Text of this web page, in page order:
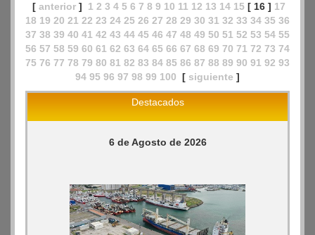
[ anterior ] 1 2 3 4 5 6 7 8 9 10 11 12 13 14 15 [ 16 ] 17
18 19 20 21 22 23 24 25 26 27 28 29 30 31 32 33 34 35 36
37 38 39 40 41 42 43 44 45 46 47 48 49 50 51 52 53 54 55
56 57 58 59 60 61 62 63 64 65 66 67 68 69 70 71 72 73 74
75 76 77 78 79 80 81 82 83 84 85 86 87 88 89 90 91 92 93
94 95 96 97 98 99 100 [ siguiente ]
Destacados
6 de Agosto de 2026